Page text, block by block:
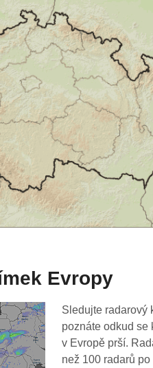
Evropy
Sledujte radarový
poznáte odkud se
v Evropě prší.
než 100 radarů